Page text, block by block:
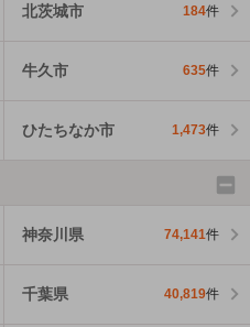
北茨城市 184件
牛久市 635件
ひたちなか市 1,473件
神奈川県 74,141件
千葉県 40,819件